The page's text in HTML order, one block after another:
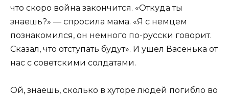
что скоро война закончится. «Откуда ты
знаешь?» — спросила мама. «Я с немцем
познакомился, он немного по-русски говорит.
Сказал, что отступать будут». И ушел Васенька от
нас с советскими солдатами.
Ой, знаешь, сколько в хуторе людей погибло во